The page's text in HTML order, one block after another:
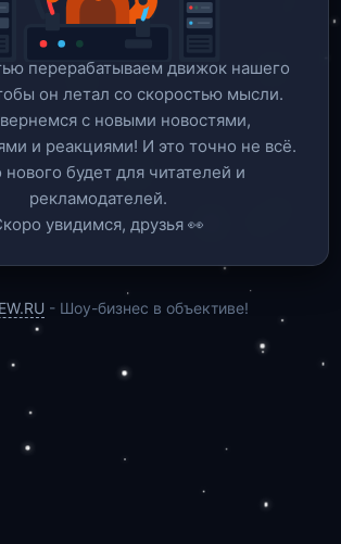
перерабатываем движок нашего
он летал со скоростью мысли.
c новыми новостями,
и реакциями! И это точно не всё.
будет для читателей и
рекламодателей.
увидимся, друзья 👀
- Шоу-бизнес в объективе!